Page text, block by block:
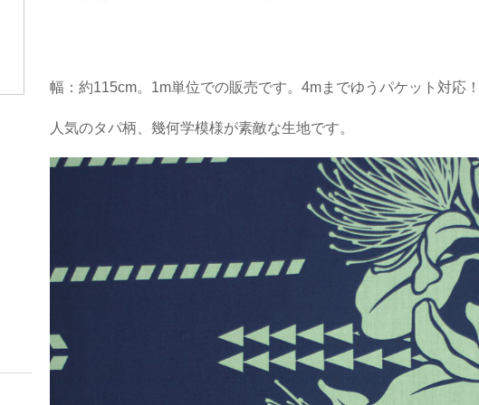
幅：約115cm。1m単位での販売です。4mまでゆうパケット対応
人気のタパ柄、幾何学模様が素敵な生地です。